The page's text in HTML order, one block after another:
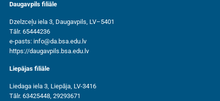
Daugavpils filiāle
Dzelzceļu iela 3, Daugavpils, LV–5401
Tālr. 65444236
e-pasts: info@da.bsa.edu.lv
https://daugavpils.bsa.edu.lv
Liepājas filiāle
Liedaga iela 3, Liepāja, LV-3416
Tālr. 63425448, 29293671